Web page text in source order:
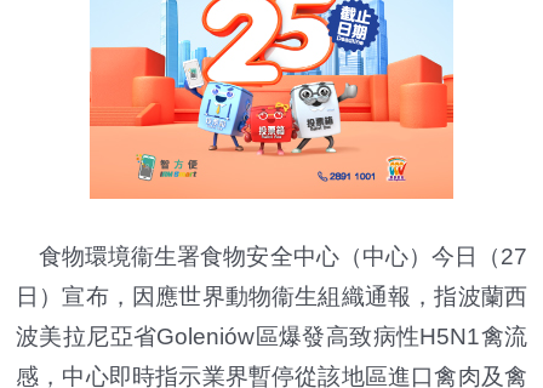
食物環境衞生署食物安全中心（中心）今日（27
日）宣布，因應世界動物衞生組織通報，指波蘭西
波美拉尼亞省Goleniów區爆發高致病性H5N1禽流
感，中心即時指示業界暫停從該地區進口禽肉及禽